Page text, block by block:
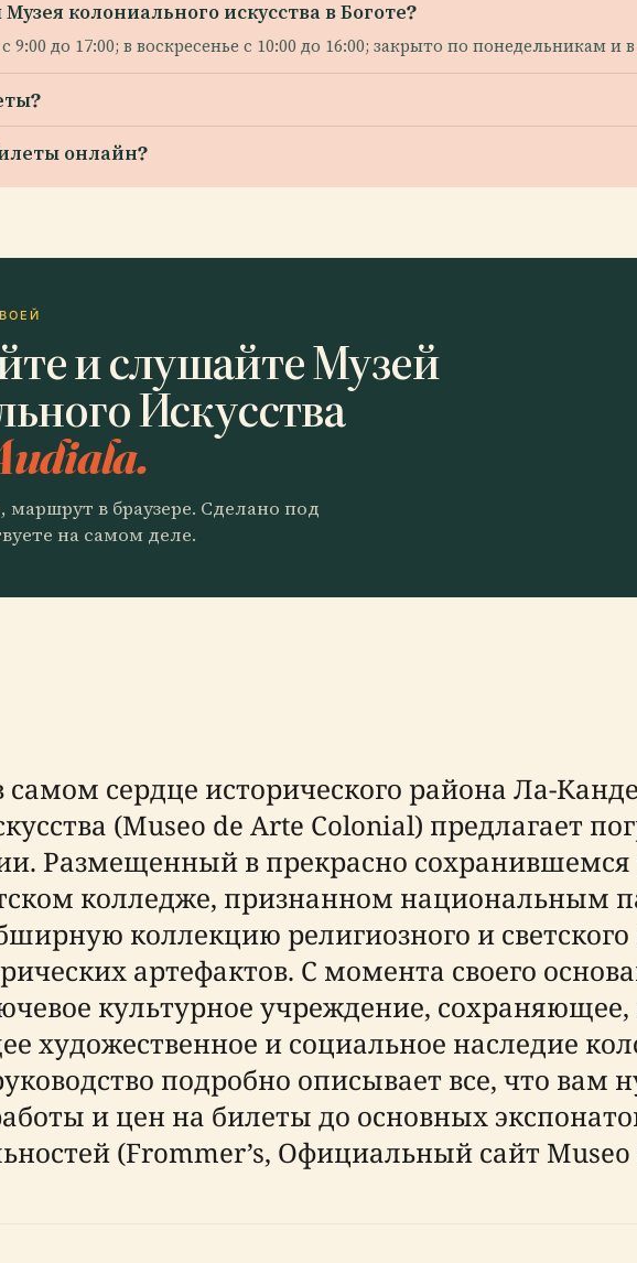
колониального искусства в Боготе?
9:00 до 17:00; в воскресенье с 10:00 до 16:00; закрыто по понедельникам и
онлайн?
и слушайте Музей
Искусства
маршрут в браузере. Сделано под
на самом деле.
сердце исторического района Ла-
(Museo de Arte Colonial) предлагает
Размещенный в прекрасно сохранившемся
колледже, признанном национальным
коллекцию религиозного и светского
артефактов. С момента своего
культурное учреждение,
художественное и социальное наследие
подробно описывает все, что вам
и цен на билеты до основных
(Frommer’s, Официальный сайт